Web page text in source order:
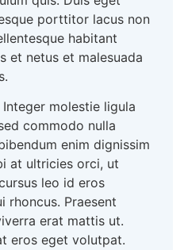
porttitor lacus non
habitant
et netus et malesuada
molestie ligula
commodo nulla
enim dignissim
at ultricies orci, ut
leo id eros
rhoncus. Praesent
erat mattis ut.
eros eget volutpat.